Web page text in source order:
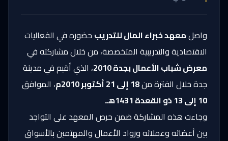
واصلمعهد خبراء المال للتدريب حضوره في الفعاليات
الاقتصادية والتدريبية المتخصصة، من خلال مشاركته في
معرض شباب الأعمال بجدة 2010
، الذي أقيم في مدينة
جدة خلال الفترة من18 إلى 21 أكتوبر 2010م
، الموافق
10 إلى 13 ذو القعدة 1431هـ
.
وجاءت هذه المشاركة ضمن حرص المعهد على التواجد
بين أعضائه وعملائه ورواد الأعمال والمهتمين بالأسواق